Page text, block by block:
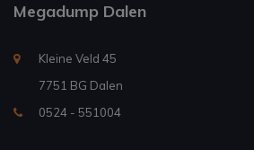
Megadump Dalen
Kleine Veld 45
7751 BG Dalen
0524 - 551004